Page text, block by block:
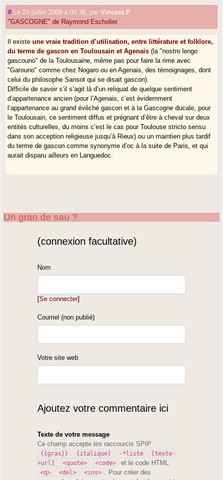
# Le 23 juillet 2009 à 00:36 parVincent.P
"GASCOGNE" de Raymond Escholier
Il existeune vraie tradition d’utilisation, entre littérature et folklore,
du terme de gascon en Toulousain et Agenais (la "nostro lengo
gascouno" de la Toulousaine, même pas pour faire la rime avec
"Garouno" comme chez Nogaro ou en Agenais, des témoignages, dont
celui du philosophe Sansot qui se disait gascon).
Difficile de savoir s’il s’agit là d’un reliquat de quelque sentiment
d’appartenance ancien (pour l’Agenais, c’est évidemment
l’appartenance au grand évêché gascon et à la Gascogne ducale, pour
le Toulousain, ce sentiment diffus et prégnant d’être à cheval sur deux
entités culturelles, du moins c’est le cas pour Toulouse stricto sensu
dans son acception religieuse jusqu’à Rieux) ou un maintien plus tardif
du terme de gascon comme synonyme d’oc à la suite de Paris, et qui
aurait disparu ailleurs en Languedoc.
Un gran de sau ?
(connexion facultative)
Nom
[Se connecter]
Courriel (non publié)
Votre site web
Ajoutez votre commentaire ici
Texte de votre message
Ce champ accepte les raccourcis SPIP
{{gras}} {italique} -*liste
[texte-
>url]
<quote> <code> et le code HTML
<q> <del> <ins>
. Pour créer des